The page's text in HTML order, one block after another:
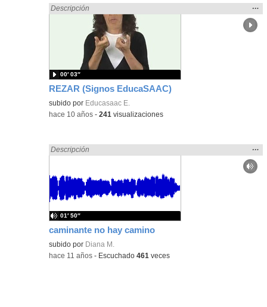
REZAR (Signos EducaSAAC)
Encontrado «rezo» en:
Descripción
la
…
subido por Educasaac E.
00′ 03″
-hace 10 años -241 visualizaciones
caminante no hay camino
Encontrado «rezo» en:
Descripción
la
…
subido por Diana M.
01′ 50″
-hace 11 años - Escuchado461 veces